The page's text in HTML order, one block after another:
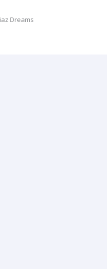
Dreams